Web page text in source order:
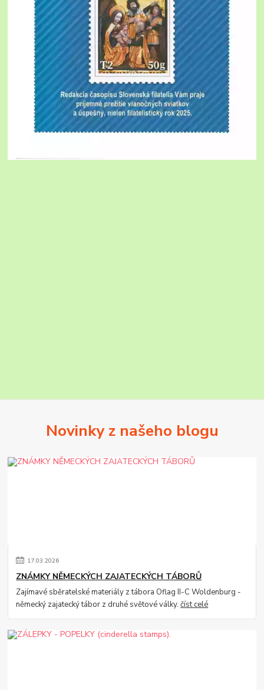
Novinky z našeho blogu
17.03.2026
ZNÁMKY NĚMECKÝCH ZAJATECKÝCH TÁBORŮ
Zajímavé sběratelské materiály z tábora Oflag II-C Woldenburg -
německý zajatecký tábor z druhé světové války.číst celé